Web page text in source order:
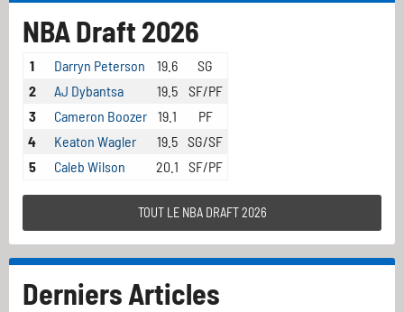
NBA Draft 2026
1 Darryn Peterson 19.6
SG
2
AJ Dybantsa 19.5
SF/PF
3
Cameron Boozer 19.1
PF
4
Keaton Wagler 19.5 SG/SF
5
Caleb Wilson 20.1 SF/PF
TOUT LE NBA DRAFT 2026
Derniers Articles